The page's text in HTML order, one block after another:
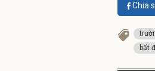
Chia
bất